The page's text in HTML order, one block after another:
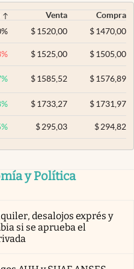
Venta
Compra
% $ 1520,00 $1470,00
% $ 1525,00 $1505,00
% $ 1585,52 $1576,89
% $ 1733,27 $1731,97
% $ 295,03 $294,82
y Política
desalojos exprés y
si se aprueba el